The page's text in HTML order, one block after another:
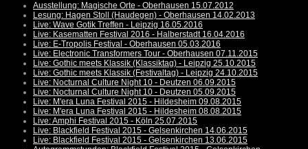
Ausstellung: Magische Orte - Oberhausen 15.07.2012
Lesung: Hagen Stoll (Haudegen) - Oberhausen 14.02.2013
Live: Wave Gotik Treffen - Leipzig 16.05.2016
Live: Kasematten Festival 2016 - Halberstadt 16.04.2016
Live: E-Tropolis Festival - Oberhausen 05.03.2016
Live: Electronic Transformers Tour - Oberhausen 07.11.2015
Live: Gothic meets Klassik (Klassiktag) - Leipzig 25.10.2015
Live: Gothic meets Klassik (Festivaltag) - Leipzig 24.10.2015
Live: Nocturnal Culture Night 10 - Deutzen 06.09.2015
Live: Nocturnal Culture Night 10 - Deutzen 05.09.2015
Live: M'era Luna Festival 2015 - Hildesheim 09.08.2015
Live: M'era Luna Festival 2015 - Hildesheim 08.08.2015
Live: Amphi Festival 2015 - Köln 25.07.2015
Live: Blackfield Festival 2015 - Gelsenkirchen 14.06.2015
Live: Blackfield Festival 2015 - Gelsenkirchen 13.06.2015